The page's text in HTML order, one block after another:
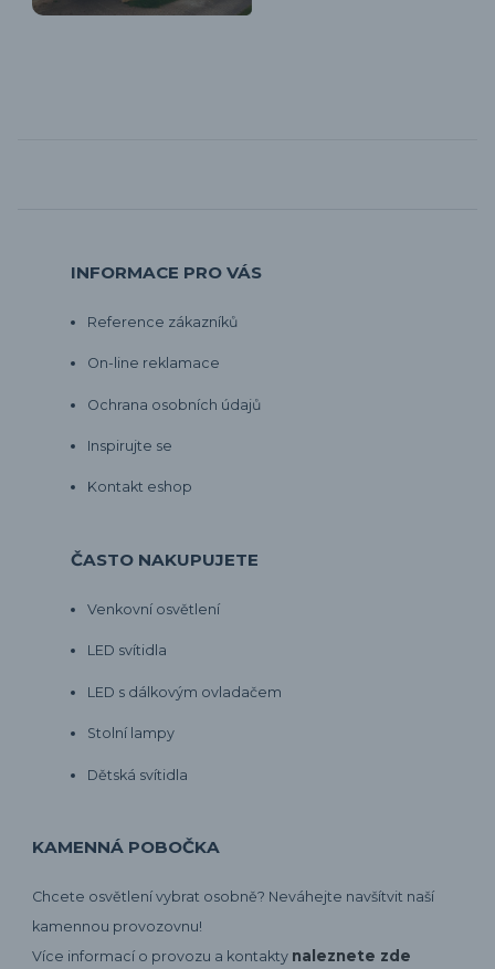
INFORMACE PRO VÁS
Reference zákazníků
On-line reklamace
Ochrana osobních údajů
Inspirujte se
Kontakt eshop
ČASTO NAKUPUJETE
Venkovní osvětlení
LED svítidla
LED s dálkovým ovladačem
Stolní lampy
Dětská svítidla
KAMENNÁ POBOČKA
Chcete osvětlení vybrat osobně? Neváhejte navšítvit naší
kamennou provozovnu!
Více informací o provozu a kontakty naleznete zde